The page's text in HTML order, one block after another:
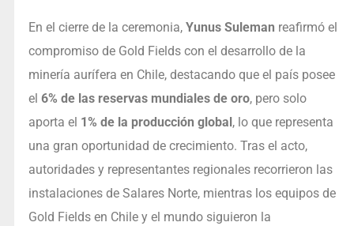
En el cierre de la ceremonia, Yunus Suleman reafirmó el
compromiso de Gold Fields con el desarrollo de la
minería aurífera en Chile, destacando que el país posee
el 6% de las reservas mundiales de oro, pero solo
aporta el 1% de la producción global , lo que representa
una gran oportunidad de crecimiento. Tras el acto,
autoridades y representantes regionales recorrieron las
instalaciones de Salares Norte, mientras los equipos de
Gold Fields en Chile y el mundo siguieron la